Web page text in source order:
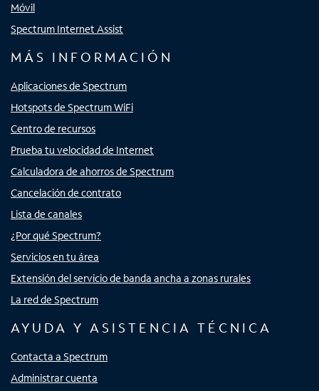
Móvil
Spectrum Internet Assist
MÁS INFORMACIÓN
Aplicaciones de Spectrum
Hotspots de Spectrum WiFi
Centro de recursos
Prueba tu velocidad de Internet
Calculadora de ahorros de Spectrum
Cancelación de contrato
Lista de canales
¿Por qué Spectrum?
Servicios en tu área
Extensión del servicio de banda ancha a zonas rurales
La red de Spectrum
AYUDA Y ASISTENCIA TÉCNICA
Contacta a Spectrum
Administrar cuenta